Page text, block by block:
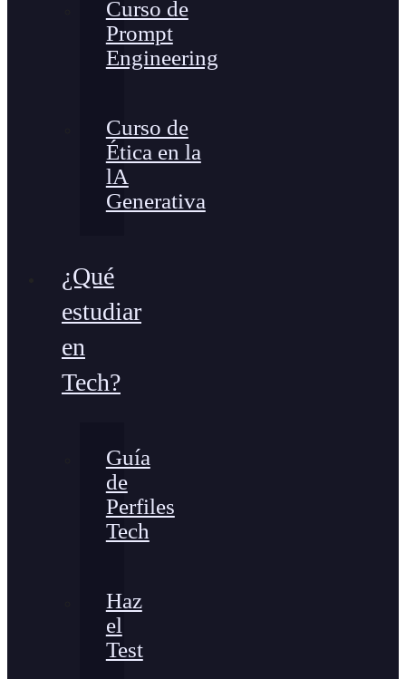
Curso de
Prompt
Engineering
Curso de
Ética en la
lA
Generativa
¿Qué
estudiar
en
Tech?
Guía
de
Perfiles
Tech
Haz
el
Test